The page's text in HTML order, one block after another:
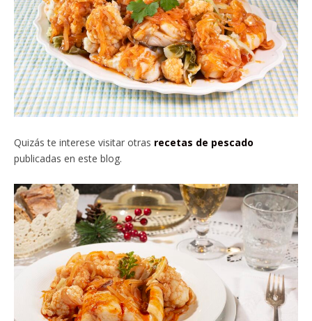
Quizás te interese visitar otras recetas de pescado
publicadas en este blog.